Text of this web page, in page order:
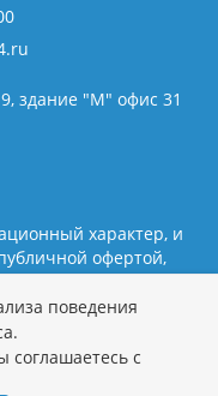
здание "М" офис 31
характер, и
офертой,
и цены уточняйте
персональных
поведения
соглашаетесь с